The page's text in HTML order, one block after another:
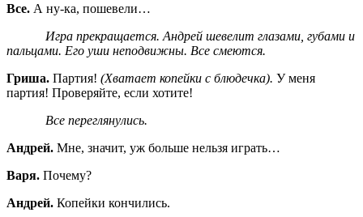
Все. А ну-ка, пошевели…
Игра прекращается. Андрей шевелит глазами, губами и
пальцами. Его уши неподвижны. Все смеются.
Гриша. Партия! (Хватает копейки с блюдечка). У меня
партия! Проверяйте, если хотите!
Все переглянулись.
Андрей. Мне, значит, уж больше нельзя играть…
Варя. Почему?
Андрей. Копейки кончились.